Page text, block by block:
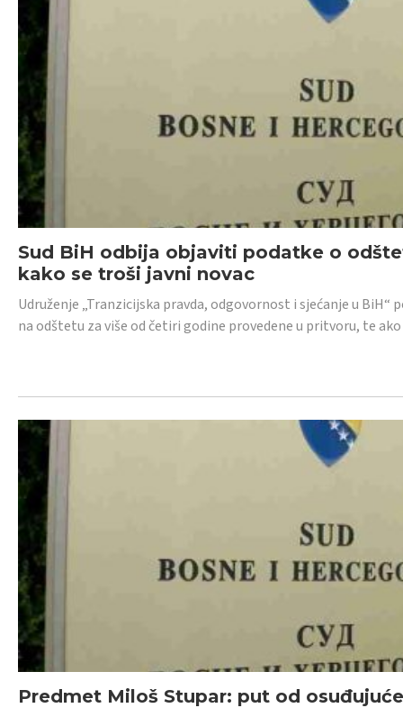
Sud BiH odbija objaviti podatke o
kako se troši javni novac
Udruženje „Tranzicijska pravda, odgovornost i sjećanje u
na odštetu za više od četiri godine provedene u pritvoru, te
Predmet Miloš Stupar: put od